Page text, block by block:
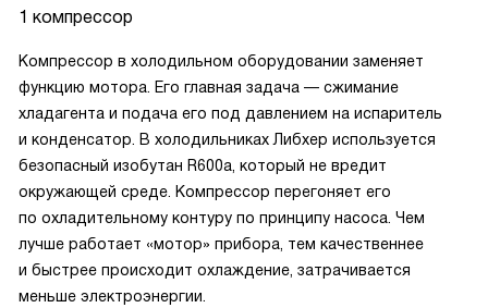
1 компрессор
Компрессор в холодильном оборудовании заменяет
функцию мотора. Его главная задача — сжимание
хладагента и подача его под давлением на испаритель
и конденсатор. В холодильниках Либхер используется
безопасный изобутан R600a, который не вредит
окружающей среде. Компрессор перегоняет его
по охладительному контуру по принципу насоса. Чем
лучше работает «мотор» прибора, тем качественнее
и быстрее происходит охлаждение, затрачивается
меньше электроэнергии.